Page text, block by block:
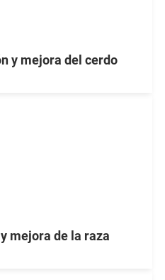
y mejora del cerdo
mejora de la raza